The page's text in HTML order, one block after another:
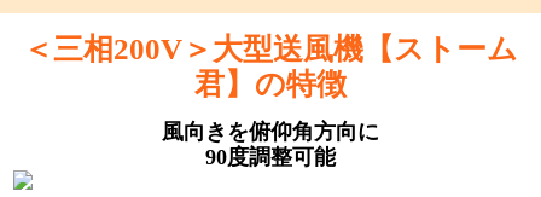
＜三相200V＞大型送風機【ストーム
君】の特徴
風向きを俯仰角方向に
90度調整可能